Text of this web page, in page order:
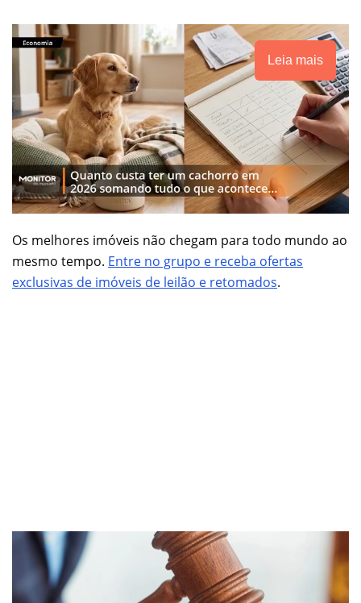
Leia mais
Os melhores imóveis não chegam para todo mundo ao
mesmo tempo. Entre no grupo e receba ofertas
exclusivas de imóveis de leilão e retomados.